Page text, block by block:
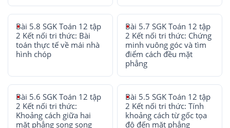
Bài 5.8 SGK Toán 12 tập
2 Kết nối tri thức: Bài
toán thực tế về mái nhà
hình chóp
Bài 5.7 SGK Toán 12 tập
2 Kết nối tri thức: Chứng
minh vuông góc và tìm
điểm cách đều mặt
phẳng
Bài 5.6 SGK Toán 12 tập
2 Kết nối tri thức:
Khoảng cách giữa hai
mặt phẳng song song
Bài 5.5 SGK Toán 12 tập
2 Kết nối tri thức: Tính
khoảng cách từ gốc tọa
độ đến mặt phẳng